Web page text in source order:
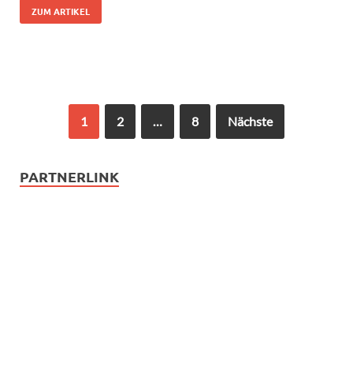
ZUM ARTIKEL
1 2 … 8 Nächste
PARTNERLINK